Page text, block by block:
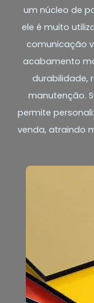
um núcleo de
ele é muito
comunicação
acabamento
durabilidade,
manutenção.
permite
venda, atraindo